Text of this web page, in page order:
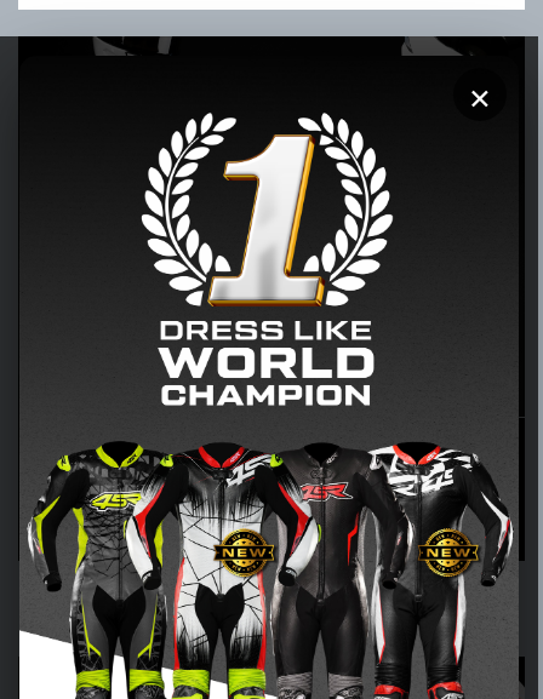
×
JEDNODIELNA AJ DVOJDIELNA LADY NOVA AR
Kombinéza pre všetky dievčatá, ktoré sa neboja otočiť
plynom.
Vyberte si vyhotovenie podľa svojho štýlu jazdy.
>> VIAC TU <<